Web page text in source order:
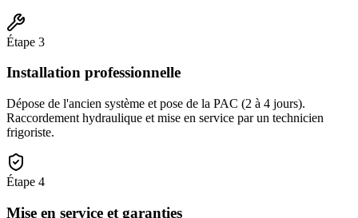
Étape 3
Installation professionnelle
Dépose de l'ancien système et pose de la PAC (2 à 4 jours).
Raccordement hydraulique et mise en service par un technicien
frigoriste.
Étape 4
Mise en service et garanties